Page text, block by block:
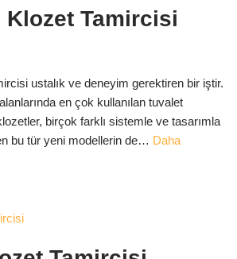
Klozet Tamircisi
ustalık ve deneyim gerektiren bir iştir.
en çok kullanılan tuvalet
birçok farklı sistemle ve tasarımla
bu tür yeni modellerin de… Daha